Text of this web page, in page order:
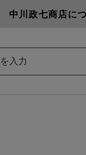
中川政七商店に